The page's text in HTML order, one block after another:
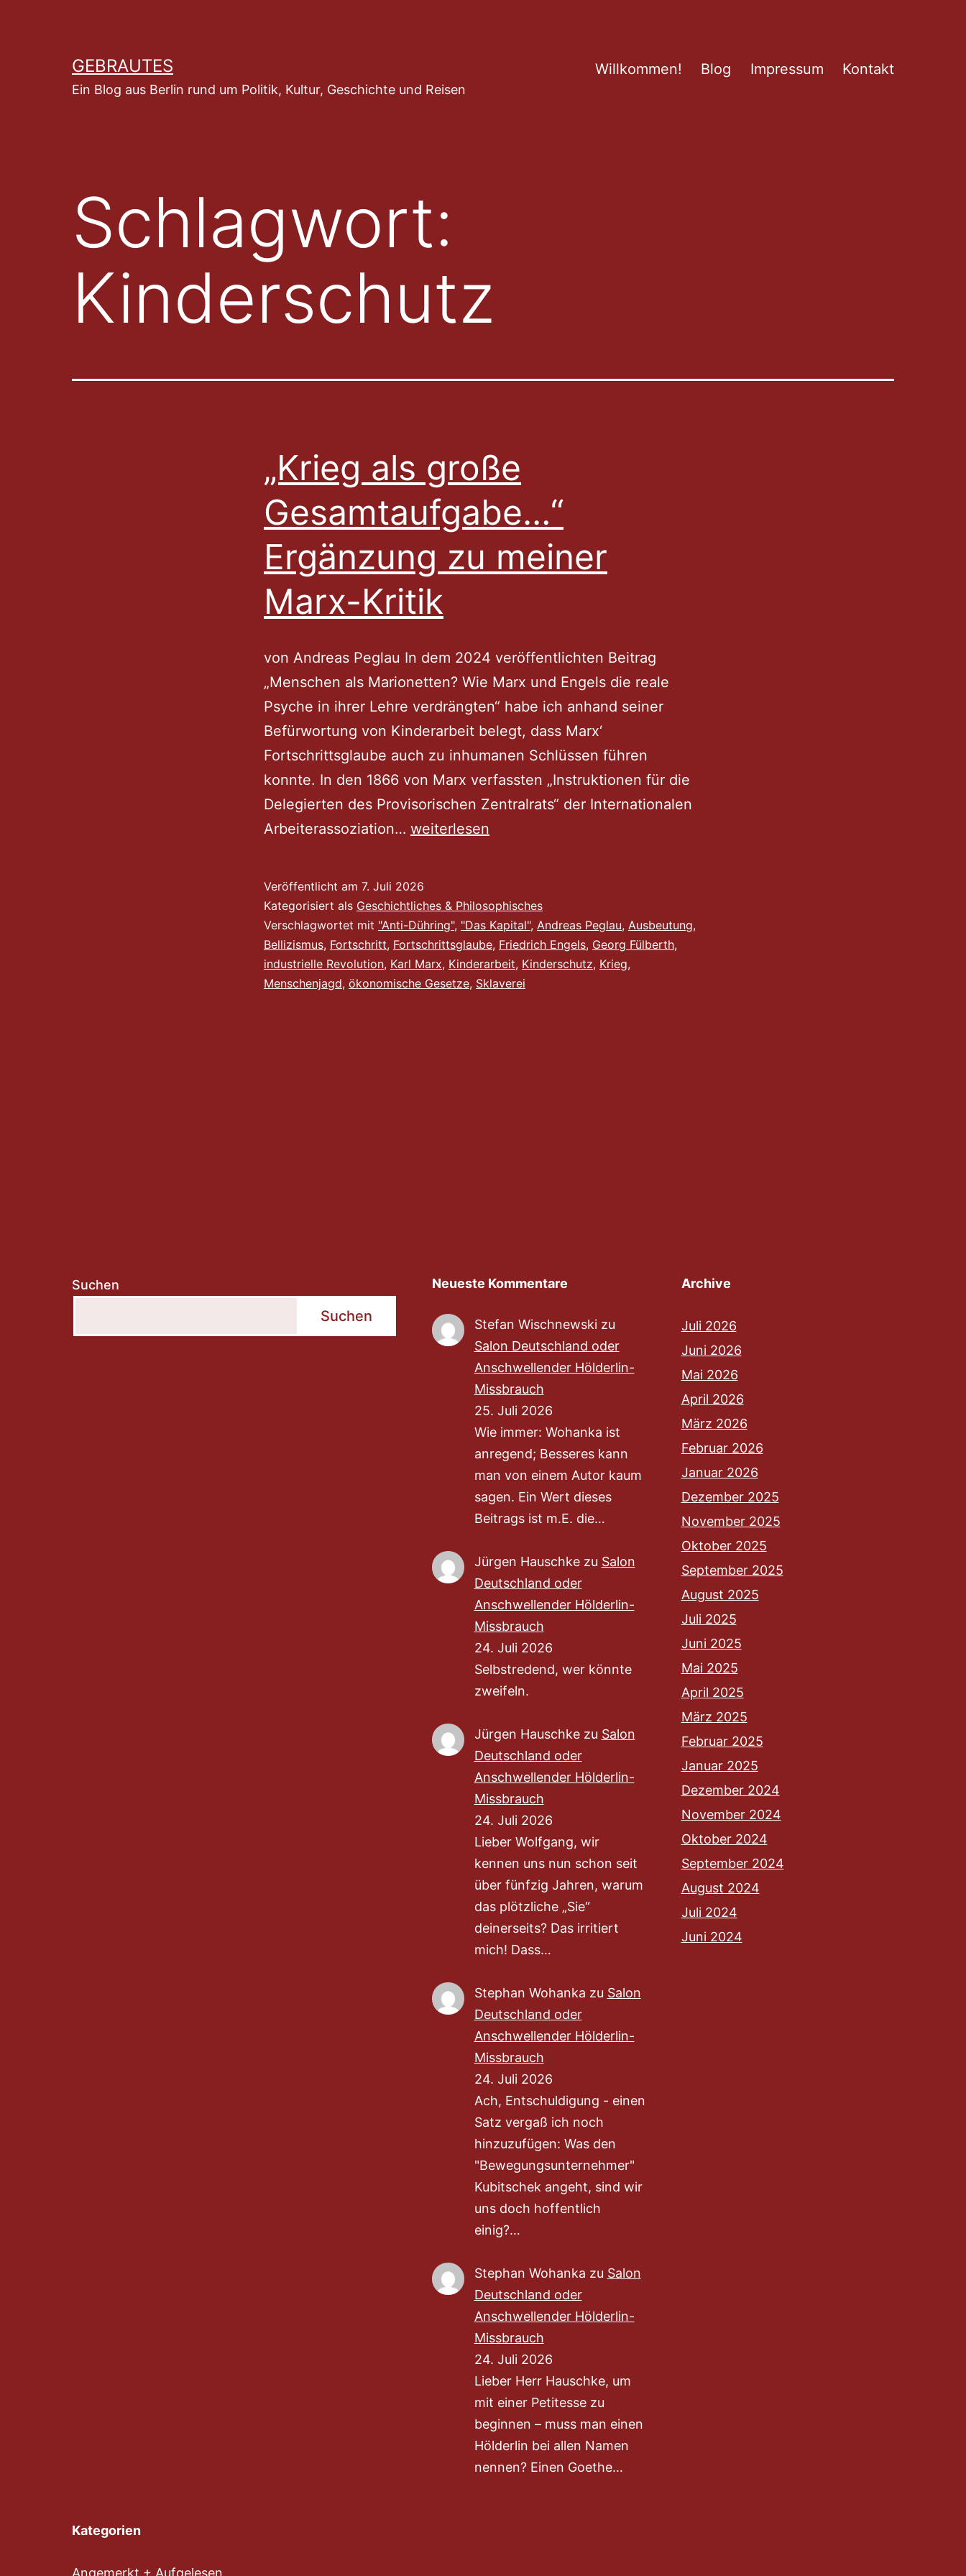
GEBRAUTES
Ein Blog aus Berlin rund um Politik, Kultur, Geschichte und Reisen
Willkommen! Blog Impressum Kontakt
Schlagwort:
Kinderschutz
„Krieg als große
Gesamtaufgabe…“
Ergänzung zu meiner
Marx-Kritik
von Andreas Peglau In dem 2024 veröffentlichten Beitrag
„Menschen als Marionetten? Wie Marx und Engels die reale
Psyche in ihrer Lehre verdrängten“ habe ich anhand seiner
Befürwortung von Kinderarbeit belegt, dass Marx‘
Fortschrittsglaube auch zu inhumanen Schlüssen führen
konnte. In den 1866 von Marx verfassten „Instruktionen für die
Delegierten des Provisorischen Zentralrats“ der Internationalen
Arbeiterassoziation… „Krieg
Gesamtaufgabe…“
Ergänzung
zu
meiner
weiterlesen
Veröffentlicht am 7. Juli 2026
Kategorisiert als Geschichtliches & Philosophisches
Verschlagwortet mit "Anti-Dühring", "Das Kapital", Andreas Peglau, Ausbeutung,
Bellizismus, Fortschritt, Fortschrittsglaube, Friedrich Engels, Georg Fülberth,
industrielle Revolution, Karl Marx, Kinderarbeit, Kinderschutz, Krieg,
Menschenjagd, ökonomische Gesetze, Sklaverei
Suchen
Suchen
Neueste Kommentare
Stefan Wischnewski zu
Salon Deutschland oder
Anschwellender Hölderlin-
Missbrauch
25. Juli 2026
Wie immer: Wohanka ist
anregend; Besseres kann
man von einem Autor kaum
sagen. Ein Wert dieses
Beitrags ist m.E. die…
Jürgen Hauschkezu Salon
Deutschland oder
Anschwellender Hölderlin-
Missbrauch
24. Juli 2026
Selbstredend, wer könnte
zweifeln.
Jürgen Hauschkezu Salon
Deutschland oder
Anschwellender Hölderlin-
Missbrauch
24. Juli 2026
Lieber Wolfgang, wir
kennen uns nun schon seit
über fünfzig Jahren, warum
das plötzliche „Sie“
deinerseits? Das irritiert
mich! Dass…
Stephan Wohanka zu Salon
Deutschland oder
Anschwellender Hölderlin-
Missbrauch
24. Juli 2026
Ach, Entschuldigung - einen
Satz vergaß ich noch
hinzuzufügen: Was den
"Bewegungsunternehmer"
Kubitschek angeht, sind wir
uns doch hoffentlich
einig?…
Stephan Wohanka zu Salon
Deutschland oder
Anschwellender Hölderlin-
Missbrauch
24. Juli 2026
Lieber Herr Hauschke, um
mit einer Petitesse zu
beginnen – muss man einen
Hölderlin bei allen Namen
nennen? Einen Goethe…
Archive
Juli 2026
Juni 2026
Mai 2026
April 2026
März 2026
Februar 2026
Januar 2026
Dezember 2025
November 2025
Oktober 2025
September 2025
August 2025
Juli 2025
Juni 2025
Mai 2025
April 2025
März 2025
Februar 2025
Januar 2025
Dezember 2024
November 2024
Oktober 2024
September 2024
August 2024
Juli 2024
Juni 2024
Kategorien
Angemerkt + Aufgelesen